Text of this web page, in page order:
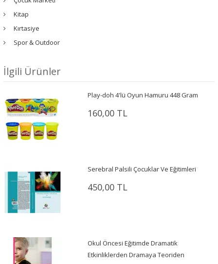
Kitap
Kırtasiye
Spor & Outdoor
İlgili Ürünler
Play-doh 4'lü Oyun Hamuru 448 Gram
160,00 TL
Serebral Palsili Çocuklar Ve Eğitimleri
450,00 TL
Okul Öncesi Eğitimde Dramatik
Etkinliklerden Dramaya Teoriden